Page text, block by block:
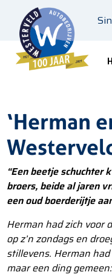
Skip to main content
‘Herman
“Een beetje schuchter
broers, beide al jaren
een oud boerderijtje
Herman had zich voor
op z’n zondags en
stillevens. Herman
maar een ding